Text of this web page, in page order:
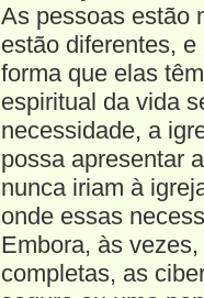
As pessoas estão
estão diferentes,
forma que elas
espiritual da vida
necessidade, a
possa apresentar
nunca iriam à
onde essas
Embora, às
completas, as